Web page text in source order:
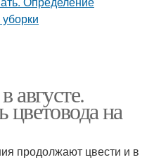
августе.
на
продолжают цвести и в